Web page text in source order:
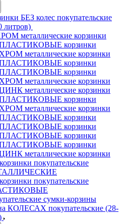
БЕЗ колес покупательские
литров)
металлические корзинки
ПЛАСТИКОВЫЕ корзинки
металлические корзинки
ПЛАСТИКОВЫЕ корзинки
ПЛАСТИКОВЫЕ корзинки
металлические корзинки
металлические корзинки
ПЛАСТИКОВЫЕ корзинки
металлические корзинки
ПЛАСТИКОВЫЕ корзинки
ПЛАСТИКОВЫЕ корзинки
ПЛАСТИКОВЫЕ корзинки
ПЛАСТИКОВЫЕ корзинки
металлические корзинки
покупательские
покупательские
сумки-корзины
КОЛЕСАХ покупательские (28-